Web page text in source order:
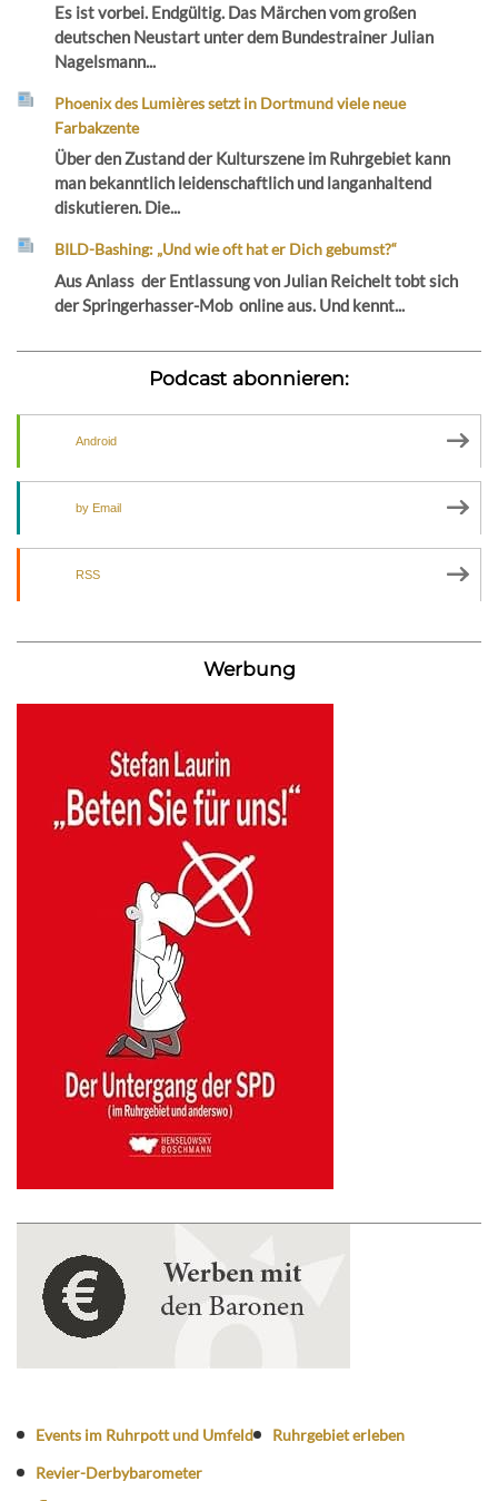
Es ist vorbei. Endgültig. Das Märchen vom großen
deutschen Neustart unter dem Bundestrainer Julian
Nagelsmann...
Phoenix des Lumières setzt in Dortmund viele neue
Farbakzente
Über den Zustand der Kulturszene im Ruhrgebiet kann
man bekanntlich leidenschaftlich und langanhaltend
diskutieren. Die...
BILD-Bashing: „Und wie oft hat er Dich gebumst?“
Aus Anlass der Entlassung von Julian Reichelt tobt sich
der Springerhasser-Mob online aus. Und kennt...
Podcast abonnieren:
Android
by Email
RSS
Werbung
Events im Ruhrpott und Umfeld
Ruhrgebiet erleben
Revier-Derbybarometer